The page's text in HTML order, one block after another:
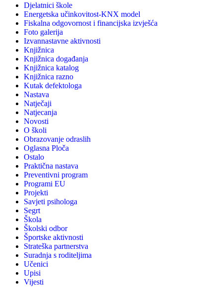
Djelatnici škole
Energetska učinkovitost-KNX model
Fiskalna odgovornost i financijska izvješća
Foto galerija
Izvannastavne aktivnosti
Knjižnica
Knjižnica događanja
Knjižnica katalog
Knjižnica razno
Kutak defektologa
Nastava
Natječaji
Natjecanja
Novosti
O školi
Obrazovanje odraslih
Oglasna Ploča
Ostalo
Praktična nastava
Preventivni program
Programi EU
Projekti
Savjeti psihologa
Segrt
Škola
Školski odbor
Športske aktivnosti
Strateška partnerstva
Suradnja s roditeljima
Učenici
Upisi
Vijesti